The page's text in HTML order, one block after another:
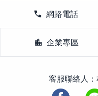
call 網路電話
location_city 企業專區
客服聯絡人